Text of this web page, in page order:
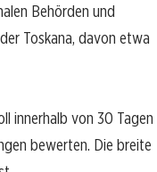
Behörden und
Toskana, davon etwa
innerhalb von 30 Tagen
bewerten. Die breite